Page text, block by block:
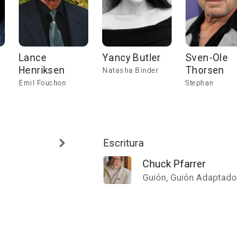
Lance
Henriksen
Emil Fouchon
Yancy Butler
Natasha Binder
Sven-Ole
Thorsen
Stephan
Escritura
Chuck Pfarrer
Guión, Guión Adaptado